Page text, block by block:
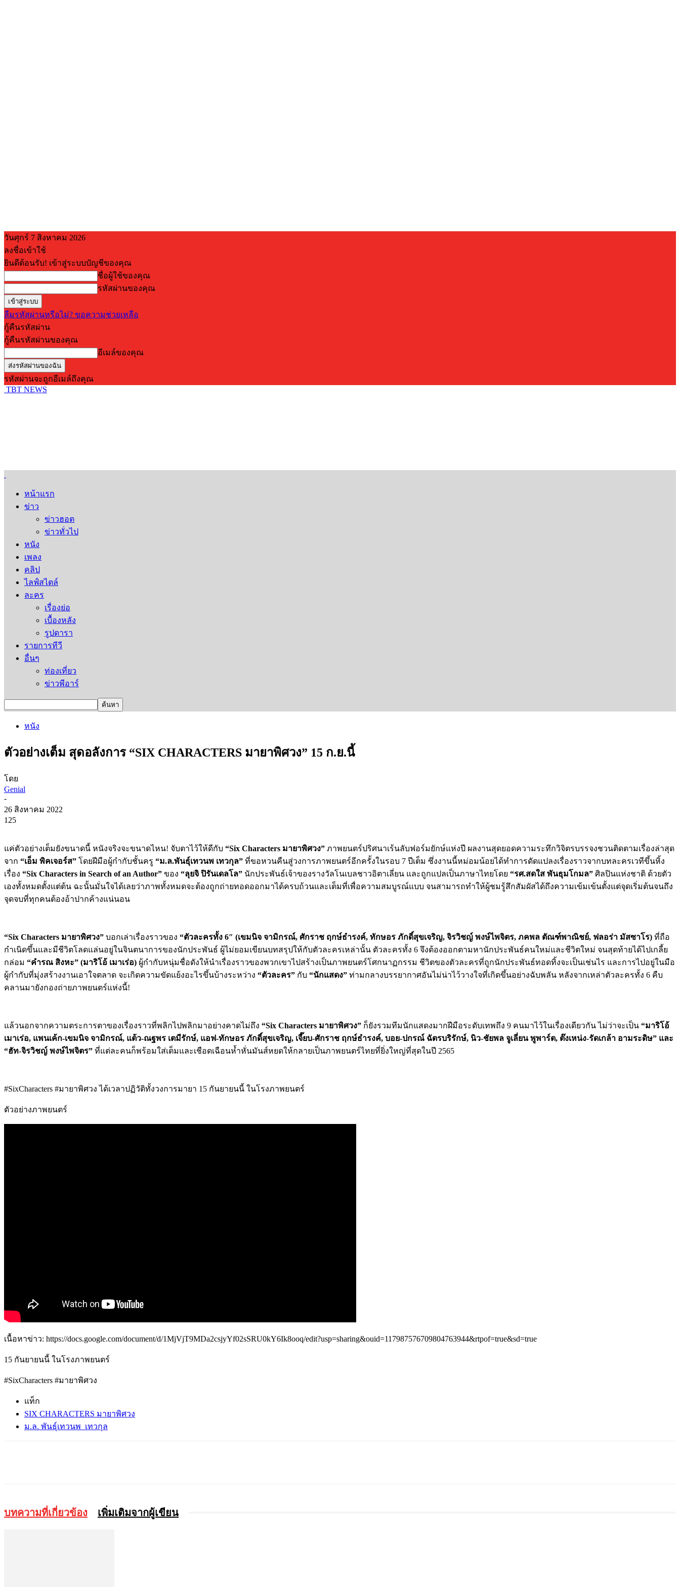
วันศุกร์ 7 สิงหาคม 2026
ลงชื่อเข้าใช้
ยินดีต้อนรับ! เข้าสู่ระบบบัญชีของคุณ
ชื่อผู้ใช้ของคุณ
รหัสผ่านของคุณ
ลืมรหัสผ่านหรือไม่? ขอความช่วยเหลือ
กู้คืนรหัสผ่าน
กู้คืนรหัสผ่านของคุณ
อีเมล์ของคุณ
รหัสผ่านจะถูกอีเมล์ถึงคุณ
TBT NEWS
หน้าแรก
ข่าว
ข่าวฮอต
ข่าวทั่วไป
หนัง
เพลง
คลิป
ไลฟ์สไตล์
ละคร
เรื่องย่อ
เบื้องหลัง
รูปดารา
รายการทีวี
อื่นๆ
ท่องเที่ยว
ข่าวพีอาร์
หนัง
ตัวอย่างเต็ม สุดอลังการ “SIX CHARACTERS มายาพิศวง” 15 ก.ย.นี้
โดย
Genial
-
26 สิงหาคม 2022
125
แค่ตัวอย่างเต็มยังขนาดนี้ หนังจริงจะขนาดไหน! จับตาไว้ให้ดีกับ “Six Characters มายาพิศวง” ภาพยนตร์ปริศนาเร้นลับฟอร์มยักษ์แห่งปี ผลงานสุดยอดความระทึกวิจิตรบรรจงชวนติดตามเรื่องล่าสุด
จาก “เอ็ม พิคเจอร์ส” โดยฝีมือผู้กำกับชั้นครู “ม.ล.พันธุ์เทวนพ เทวกุล” ที่ขอหวนคืนสู่วงการภาพยนตร์อีกครั้งในรอบ 7 ปีเต็ม ซึ่งงานนี้หม่อมน้อยได้ทำการดัดแปลงเรื่องราวจากบทละครเวทีขึ้นหิ้ง
เรื่อง “Six Characters in Search of an Author” ของ “ลุยจิ ปิรันเดลโล” นักประพันธ์เจ้าของรางวัลโนเบลชาวอิตาเลี่ยน และถูกแปลเป็นภาษาไทยโดย “รศ.สดใส พันธุมโกมล” ศิลปินแห่งชาติ ด้วยตัว
เองทั้งหมดตั้งแต่ต้น ฉะนั้นมั่นใจได้เลยว่าภาพทั้งหมดจะต้องถูกถ่ายทอดออกมาได้ครบถ้วนและเต็มที่เพื่อความสมบูรณ์แบบ จนสามารถทำให้ผู้ชมรู้สึกสัมผัสได้ถึงความเข้มเข้นตั้งแต่จุดเริ่มต้นจนถึง
จุดจบที่ทุกคนต้องอ้าปากค้างแน่นอน
“Six Characters มายาพิศวง” บอกเล่าเรื่องราวของ “ตัวละครทั้ง 6″ (เขมนิจ จามิกรณ์, ศักราช ฤกษ์ธำรงค์, ทักษอร ภักดิ์สุขเจริญ, จิรวิชญ์ พงษ์ไพจิตร, ภคพล ตัณฑ์พาณิชย์, ฟลอร่า มัสซาโร) ที่ถือ
กำเนิดขึ้นและมีชีวิตโลดแล่นอยู่ในจินตนาการของนักประพันธ์ ผู้ไม่ยอมเขียนบทสรุปให้กับตัวละครเหล่านั้น ตัวละครทั้ง 6 จึงต้องออกตามหานักประพันธ์คนใหม่และชีวิตใหม่ จนสุดท้ายได้ไปเกลี้ย
กล่อม “คำรณ สิงหะ” (มาริโอ้ เมาเร่อ) ผู้กำกับหนุ่มชื่อดังให้นำเรื่องราวของพวกเขาไปสร้างเป็นภาพยนตร์โศกนาฏกรรม ชีวิตของตัวละครที่ถูกนักประพันธ์ทอดทิ้งจะเป็นเช่นไร และการไปอยู่ในมือ
ผู้กำกับที่มุ่งสร้างงานเอาใจตลาด จะเกิดความขัดแย้งอะไรขึ้นบ้างระหว่าง “ตัวละคร” กับ “นักแสดง” ท่ามกลางบรรยากาศอันไม่น่าไว้วางใจที่เกิดขึ้นอย่างฉับพลัน หลังจากเหล่าตัวละครทั้ง 6 คืบ
คลานมายังกองถ่ายภาพยนตร์แห่งนี้!
แล้วนอกจากความตระการตาของเรื่องราวที่พลิกไปพลิกมาอย่างคาดไม่ถึง “Six Characters มายาพิศวง” ก็ยังรวมทีมนักแสดงมากฝีมือระดับเทพถึง 9 คนมาไว้ในเรื่องเดียวกัน ไม่ว่าจะเป็น “มาริโอ้
เมาเร่อ, แพนเค้ก-เขมนิจ จามิกรณ์, แต้ว-ณฐพร เตมีรักษ์, แอฟ-ทักษอร ภักดิ์สุขเจริญ, เจี๊ยบ-ศักราช ฤกษ์ธำรงค์, บอย-ปกรณ์ ฉัตรบริรักษ์, นิว-ชัยพล จูเลี่ยน พูพาร์ต, ต๊งเหน่ง-รัดเกล้า อามระดิษ” และ
“ฮัท-จิรวิชญ์ พงษ์ไพจิตร” ที่แต่ละคนก็พร้อมใส่เต็มและเชือดเฉือนห้ำหั่นมันส์หยดให้กลายเป็นภาพยนตร์ไทยที่ยิ่งใหญ่ที่สุดในปี 2565
#SixCharacters #มายาพิศวง ได้เวลาปฏิวัติทั้งวงการมายา 15 กันยายนนี้ ในโรงภาพยนตร์
ตัวอย่างภาพยนตร์
เนื้อหาข่าว: https://docs.google.com/document/d/1MjVjT9MDa2csjyYf02sSRU0kY6Ik8ooq/edit?usp=sharing&ouid=117987576709804763944&rtpof=true&sd=true
15 กันยายนนี้ ในโรงภาพยนตร์
#SixCharacters #มายาพิศวง
แท็ก
SIX CHARACTERS มายาพิศวง
ม.ล. พันธุ์เทวนพ เทวกุล
บทความที่เกี่ยวข้อง เพิ่มเติมจากผู้เขียน